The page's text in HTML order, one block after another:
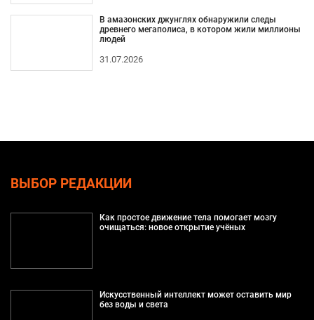
В амазонских джунглях обнаружили следы
древнего мегаполиса, в котором жили миллионы
людей
31.07.2026
ВЫБОР РЕДАКЦИИ
Как простое движение тела помогает мозгу
очищаться: новое открытие учёных
Искусственный интеллект может оставить мир
без воды и света